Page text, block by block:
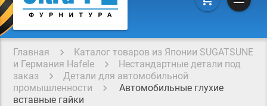
Главная
Каталог товаров из Японии SUGATSUNE
и Германия Hafele
Нестандартные детали под
заказ
Детали для автомобильной
промышленности
Автомобильные глухие
вставные гайки